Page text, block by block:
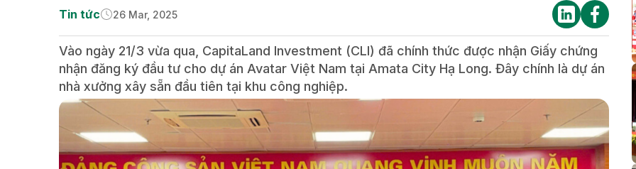
Tin tức 26 Mar, 2025
Vào ngày 21/3 vừa qua, CapitaLand Investment (CLI) đã chính thức được nhận Giấy chứng
nhận đăng ký đầu tư cho dự án Avatar Việt Nam tại Amata City Hạ Long. Đây chính là dự án
nhà xưởng xây sẵn đầu tiên tại khu công nghiệp.